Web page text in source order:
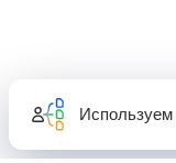
Используем